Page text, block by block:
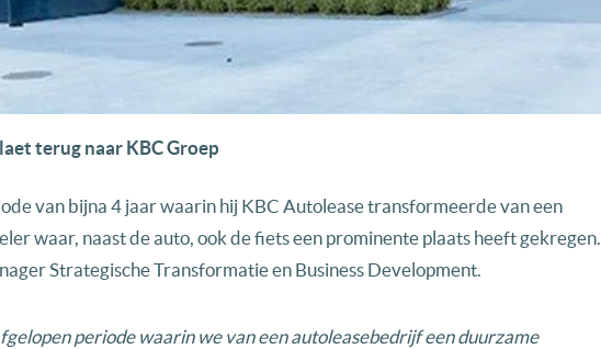
terug naar KBC Groep
van bijna 4 jaar waarin hij KBC Autolease transformeerde van een
waar, naast de auto, ook de fiets een prominente plaats heeft gekregen.
Strategische Transformatie en Business Development.
periode waarin we van een autoleasebedrijf een duurzame